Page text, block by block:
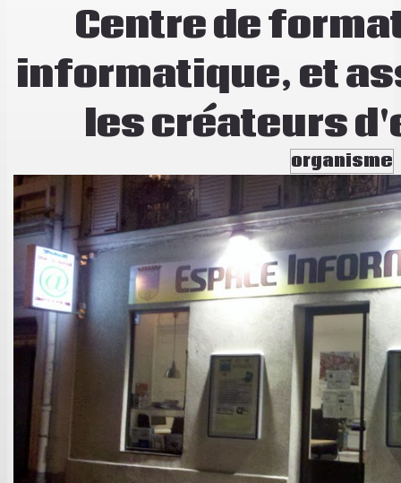
Centre de
informatique, et
les créateurs
organisme